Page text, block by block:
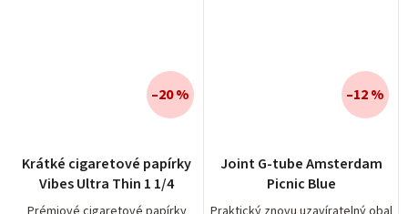
Krátké cigaretové papírky
Vibes Ultra Thin 1 1/4
–20 %
Joint G-tube Amsterdam
Picnic Blue
–12 %